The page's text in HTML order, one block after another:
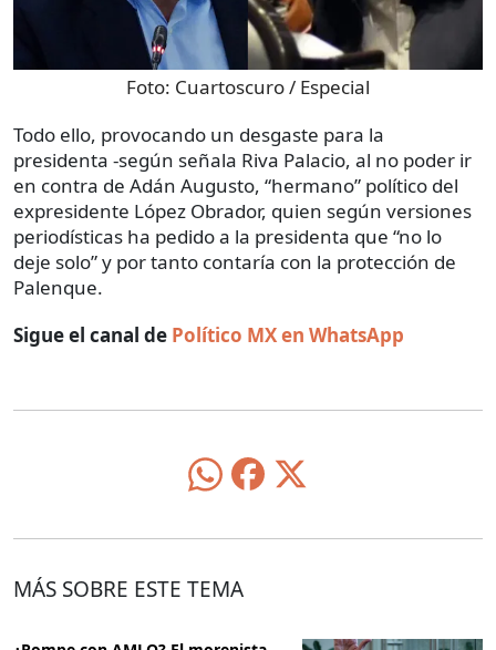
Foto: Cuartoscuro / Especial
Todo ello, provocando un desgaste para la
presidenta -según señala Riva Palacio, al no poder ir
en contra de Adán Augusto, “hermano” político del
expresidente López Obrador, quien según versiones
periodísticas ha pedido a la presidenta que “no lo
deje solo” y por tanto contaría con la protección de
Palenque.
Sigue el canal de Político MX en WhatsApp
MÁS SOBRE ESTE TEMA